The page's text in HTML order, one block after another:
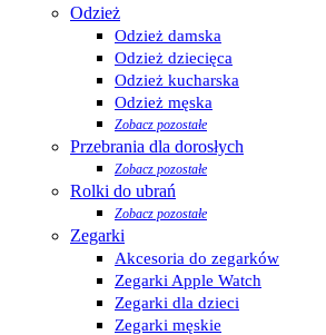
Odzież
Odzież damska
Odzież dziecięca
Odzież kucharska
Odzież męska
Zobacz pozostałe
Przebrania dla dorosłych
Zobacz pozostałe
Rolki do ubrań
Zobacz pozostałe
Zegarki
Akcesoria do zegarków
Zegarki Apple Watch
Zegarki dla dzieci
Zegarki męskie